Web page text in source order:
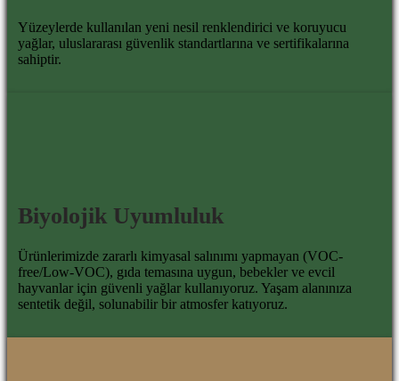
Yüzeylerde kullanılan yeni nesil renklendirici ve koruyucu
yağlar, uluslararası güvenlik standartlarına ve sertifikalarına
sahiptir.
Biyolojik Uyumluluk
Ürünlerimizde zararlı kimyasal salınımı yapmayan (VOC-
free/Low-VOC), gıda temasına uygun, bebekler ve evcil
hayvanlar için güvenli yağlar kullanıyoruz. Yaşam alanınıza
sentetik değil, solunabilir bir atmosfer katıyoruz.